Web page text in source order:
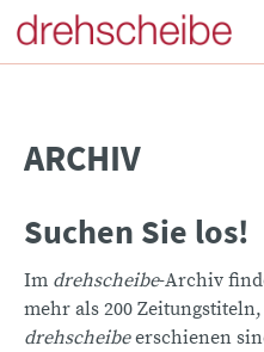
ARCHIV
Suchen Sie los!
Im drehscheibe-Archiv
mehr als 200
drehscheibeerschienen